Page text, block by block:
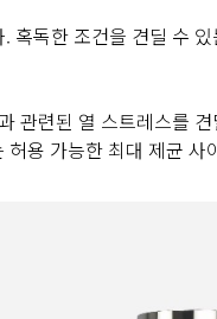
독한 조건을 견딜 수
관련된 열 스트레스를
용 가능한 최대 제균 사